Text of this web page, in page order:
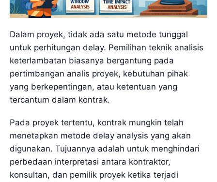
Dalam proyek, tidak ada satu metode tunggal
untuk perhitungan delay. Pemilihan teknik analisis
keterlambatan biasanya bergantung pada
pertimbangan analis proyek, kebutuhan pihak
yang berkepentingan, atau ketentuan yang
tercantum dalam kontrak.
Pada proyek tertentu, kontrak mungkin telah
menetapkan metode delay analysis yang akan
digunakan. Tujuannya adalah untuk menghindari
perbedaan interpretasi antara kontraktor,
konsultan, dan pemilik proyek ketika terjadi